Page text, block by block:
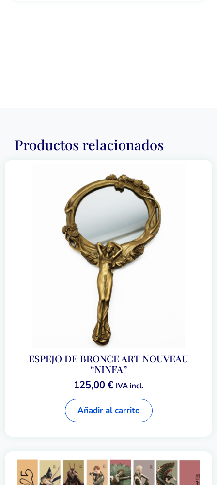
Productos relacionados
ESPEJO DE BRONCE ART NOUVEAU
“NINFA”
125,00€ IVA incl.
Añadir al carrito